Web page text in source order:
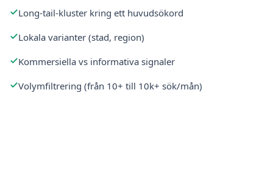
Long-tail-kluster kring ett huvudsökord
Lokala varianter (stad, region)
Kommersiella vs informativa signaler
Volymfiltrering (från 10+ till 10k+ sök/mån)